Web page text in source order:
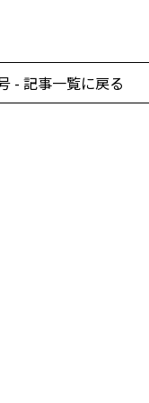
- 記事一覧に戻る